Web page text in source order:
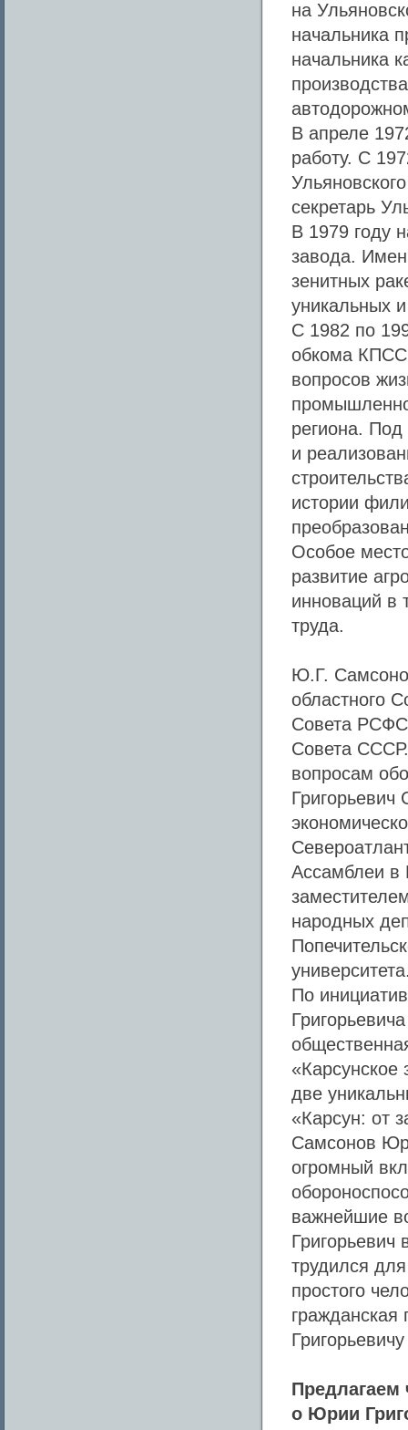
на
начальника
начальника
В апреле
работу. С
секретарь
В 1979 году
завода.
зенитных
уникальных
С 1982 по
обкома
вопросов
региона.
и
истории
Особое
развитие
инноваций в
труда.
Ю.Г.
областного
Совета
Совета
вопросам
Григорьевич
Ассамблеи в
народных
По
«Карсунское
две
«Карсун: от
Самсонов
огромный
важнейшие
Григорьевич
трудился
простого
Предлагаем
о Юрии